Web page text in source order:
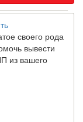
своего рода
вывести
из вашего